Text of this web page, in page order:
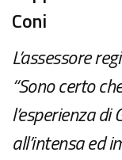
Coni
L’assessore
“Sono certo
l’esperienza
all’intensa ed